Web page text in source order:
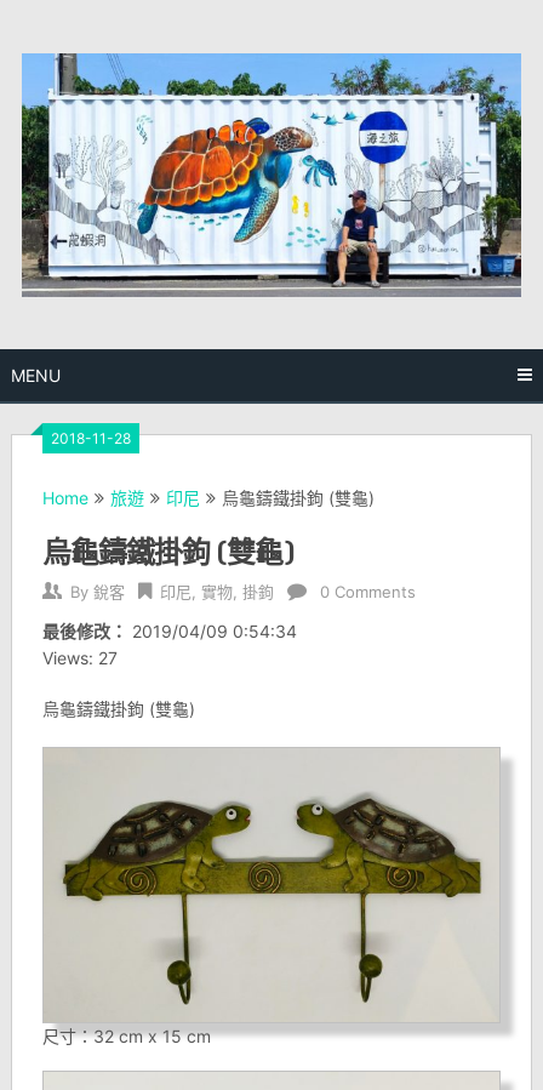
content
MENU
2018-11-28
Home 旅遊 印尼 烏龜鑄鐵掛鉤 (雙龜)
烏龜鑄鐵掛鉤 (雙龜)
By 銳客 印尼 實物, 掛鉤 0 Comments
最後修改： 2019/04/09 0:54:34
Views: 27
烏龜鑄鐵掛鉤 (雙龜)
尺寸：32 cm x 15 cm